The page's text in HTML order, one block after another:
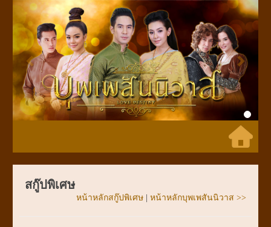
Previous Next
สกู๊ปพิเศษ
หน้าหลักสกู๊ปพิเศษ หน้าหลักบุพเพสันนิวาส >>